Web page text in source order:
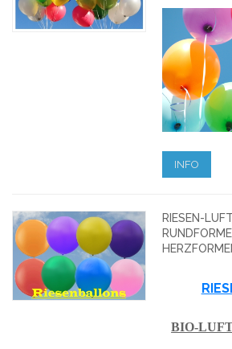
INFO
RIESEN-
BIO-